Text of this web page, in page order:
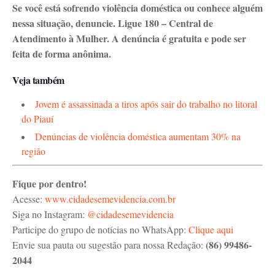
Se você está sofrendo violência doméstica ou conhece alguém
nessa situação, denuncie. Ligue 180 – Central de
Atendimento à Mulher. A denúncia é gratuita e pode ser
feita de forma anônima.
Veja também
Jovem é assassinada a tiros após sair do trabalho no litoral
do Piauí
Denúncias de violência doméstica aumentam 30% na
região
Fique por dentro!
Acesse: www.cidadesemevidencia.com.br
Siga no Instagram: @cidadesemevidencia
Participe do grupo de notícias no WhatsApp: Clique aqui
Envie sua pauta ou sugestão para nossa Redação: (86) 99486-
2044